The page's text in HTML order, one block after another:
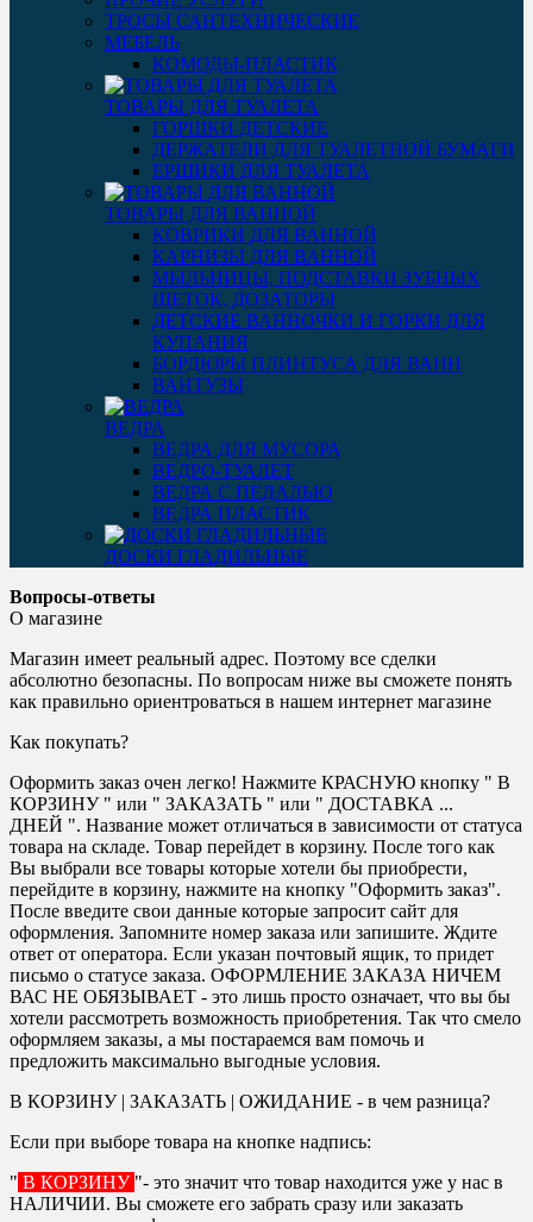
ТРОСЫ САНТЕХНИЧЕСКИЕ
МЕБЕЛЬ
КОМОДЫ-ПЛАСТИК
ТОВАРЫ ДЛЯ ТУАЛЕТА
ГОРШКИ ДЕТСКИЕ
ДЕРЖАТЕЛИ ДЛЯ ТУАЛЕТНОЙ БУМАГИ
ЕРШИКИ ДЛЯ ТУАЛЕТА
ТОВАРЫ ДЛЯ ВАННОЙ
КОВРИКИ ДЛЯ ВАННОЙ
КАРНИЗЫ ДЛЯ ВАННОЙ
МЫЛЬНИЦЫ, ПОДСТАВКИ ЗУБНЫХ
ЩЕТОК, ДОЗАТОРЫ
ДЕТСКИЕ ВАННОЧКИ И ГОРКИ ДЛЯ
КУПАНИЯ
БОРДЮРЫ ПЛИНТУСА ДЛЯ ВАНН
ВАНТУЗЫ
ВЕДРА
ВЕДРА ДЛЯ МУСОРА
ВЕДРО-ТУАЛЕТ
ВЕДРА С ПЕДАЛЬЮ
ВЕДРА ПЛАСТИК
ДОСКИ ГЛАДИЛЬНЫЕ
Вопросы-ответы
О магазине
Магазин имеет реальный адрес. Поэтому все сделки
абсолютно безопасны. По вопросам ниже вы сможете понять
как правильно ориентроваться в нашем интернет магазине
Как покупать?
Оформить заказ очен легко! Нажмите КРАСНУЮ кнопку " В
КОРЗИНУ " или " ЗАКАЗАТЬ " или " ДОСТАВКА ...
ДНЕЙ ". Название может отличаться в зависимости от статуса
товара на складе. Товар перейдет в корзину. После того как
Вы выбрали все товары которые хотели бы приобрести,
перейдите в корзину, нажмите на кнопку "Оформить заказ".
После введите свои данные которые запросит сайт для
оформления. Запомните номер заказа или запишите. Ждите
ответ от оператора. Если указан почтовый ящик, то придет
письмо о статусе заказа. ОФОРМЛЕНИЕ ЗАКАЗА НИЧЕМ
ВАС НЕ ОБЯЗЫВАЕТ - это лишь просто означает, что вы бы
хотели рассмотреть возможность приобретения. Так что смело
оформляем заказы, а мы постараемся вам помочь и
предложить максимально выгодные условия.
В КОРЗИНУ | ЗАКАЗАТЬ | ОЖИДАНИЕ - в чем разница?
Если при выборе товара на кнопке надпись:
" В КОРЗИНУ "- это значит что товар находится уже у нас в
НАЛИЧИИ. Вы сможете его забрать сразу или заказать